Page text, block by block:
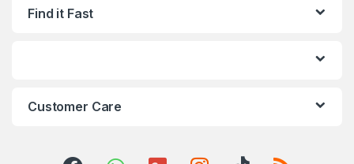
Find it Fast
Customer Care